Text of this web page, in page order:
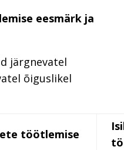
eesmärk ja
järgnevatel
õiguslikel
töötlemise